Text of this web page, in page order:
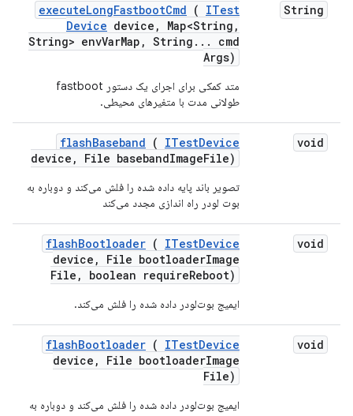
String
executeLongFastbootCmd ( ITest
Device device , Map<String ,
String> envVarMap , String . . .
cmd
Args)
متد کمکی برای اجرای یک دستور fastboot
طولانی مدت با متغیرهای محیطی.
void
flashBaseband ( ITestDevice
device , File basebandImageFile)
تصویر باند پایه داده شده را فلش می‌کند و دوباره به
بوت لودر راه اندازی مجدد می‌کند
void
flashBootloader ( ITestDevice
device , File bootloaderImage
File , boolean requireReboot)
ایمیج بوت‌لودر داده شده را فلش می‌کند.
void
flashBootloader ( ITestDevice
device , File bootloaderImage
File)
ایمیج بوت‌لودر داده شده را فلش می‌کند و دوباره به